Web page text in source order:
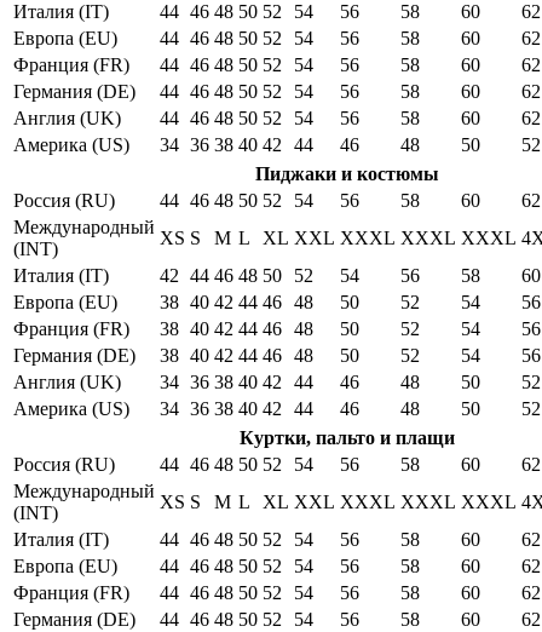
Италия (IT)
44 46 48 50 52 54 56 58 60
62
Европа (EU)
44 46 48 50 52 54 56 58 60
62
Франция (FR)
44 46 48 50 52 54 56 58 60
62
Германия (DE)
44 46 48 50 52 54 56 58 60
62
Англия (UK)
44 46 48 50 52 54 56 58 60
62
Америка (US)
34 36 38 40 42 44 46 48 50
52
Пиджаки и костюмы
Россия (RU)
44 46 48 50 52 54 56 58 60
62
Международный
(INT)
XS S M L XL XXL XXXL XXXL XXXL
Италия (IT)
42 44 46 48 50 52 54 56 58
60
Европа (EU)
38 40 42 44 46 48 50 52 54
56
Франция (FR)
38 40 42 44 46 48 50 52 54
56
Германия (DE)
38 40 42 44 46 48 50 52 54
56
Англия (UK)
34 36 38 40 42 44 46 48 50
52
Америка (US)
34 36 38 40 42 44 46 48 50
52
Куртки, пальто и плащи
Россия (RU)
44 46 48 50 52 54 56 58 60
62
Международный
(INT)
XS S M L XL XXL XXXL XXXL XXXL
Италия (IT)
44 46 48 50 52 54 56 58 60
62
Европа (EU)
44 46 48 50 52 54 56 58 60
62
Франция (FR)
44 46 48 50 52 54 56 58 60
62
Германия (DE)
44 46 48 50 52 54 56 58 60
62